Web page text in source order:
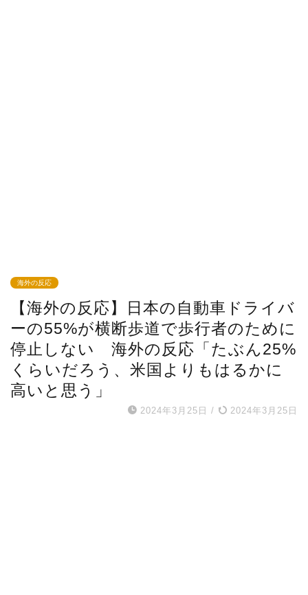
海外の反応
【海外の反応】日本の自動車ドライバ
ーの55%が横断歩道で歩行者のために
停止しない 海外の反応「たぶん25%
くらいだろう、米国よりもはるかに
高いと思う」
2024年3月25日 / 2024年3月25日